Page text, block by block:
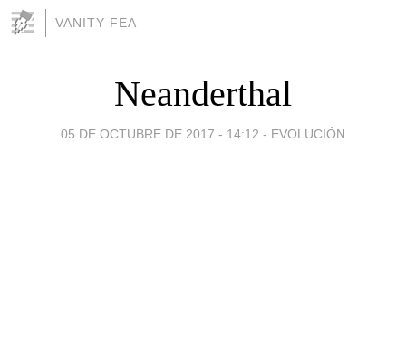
VANITY FEA
Neanderthal
05 DE OCTUBRE DE 2017 - 14:12 - EVOLUCIÓN